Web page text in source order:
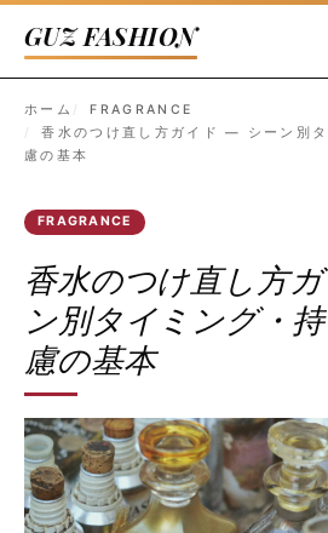
GUZ FASHION
ホーム
FRAGRANCE
香水のつけ直し方ガイド — シーン別
慮の基本
FRAGRANCE
香水のつけ直し方
ン別タイミング・
慮の基本